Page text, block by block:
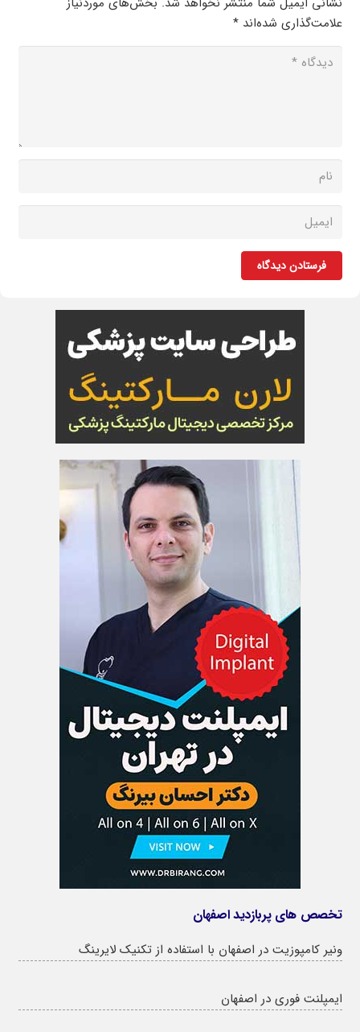
علامت‌گذاری شده‌اند*
فرستادن دیدگاه
تخصص های پربازدید اصفهان
ونیر کامپوزیت در اصفهان با استفاده از تکنیک لایرینگ
ایمپلنت فوری در اصفهان